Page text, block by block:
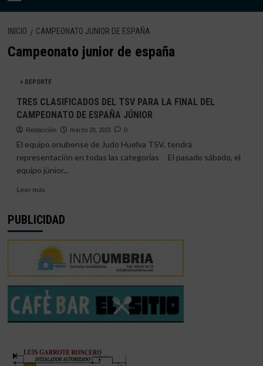
INICIO CAMPEONATO JUNIOR DE ESPAÑA
Campeonato junior de españa
+ DEPORTE
TRES CLASIFICADOS DEL TSV PARA LA FINAL DEL
CAMPEONATO DE ESPAÑA JÚNIOR
Redacción marzo 20, 2023 0
El equipo onubense de Judo Huelva TSV, tendrá
representación en todas las categorías El pasado sábado, el
equipo júnior...
Leer másLeer
TRES
DEL
TSV
PARA
LA
FINAL
DEL
CAMPEONATO
DE
PUBLICIDAD